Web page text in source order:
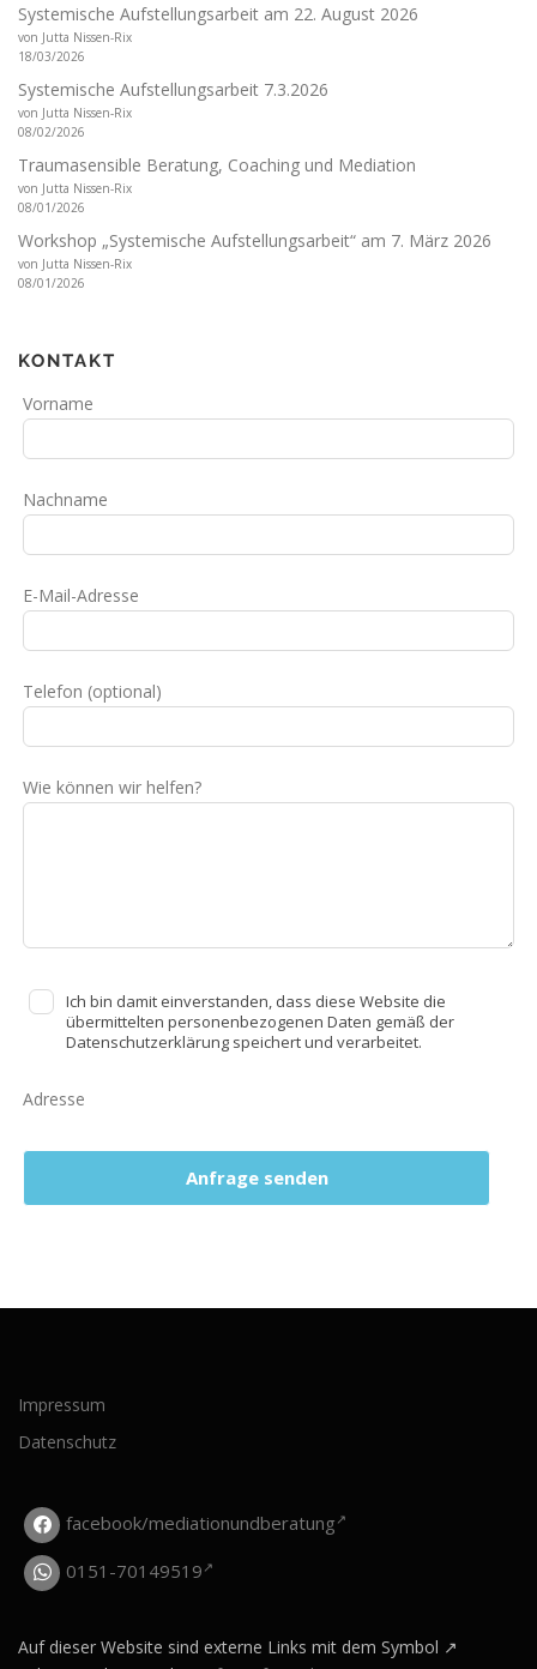
Systemische Aufstellungsarbeit am 22. August 2026
von Jutta Nissen-Rix
18/03/2026
Systemische Aufstellungsarbeit 7.3.2026
von Jutta Nissen-Rix
08/02/2026
Traumasensible Beratung, Coaching und Mediation
von Jutta Nissen-Rix
08/01/2026
Workshop „Systemische Aufstellungsarbeit“ am 7. März 2026
von Jutta Nissen-Rix
08/01/2026
KONTAKT
Lass
dieses
Vorname
Nachname
E-Mail-Adresse
Telefon (optional)
Wie können wir helfen?
Ich bin damit einverstanden, dass diese Website die
übermittelten personenbezogenen Daten gemäß der
Datenschutzerklärung speichert und verarbeitet.
Adresse
Anfrage senden
Impressum
Datenschutz
facebook/mediationundberatung
0151-70149519
Auf dieser Website sind externe Links mit dem Symbol